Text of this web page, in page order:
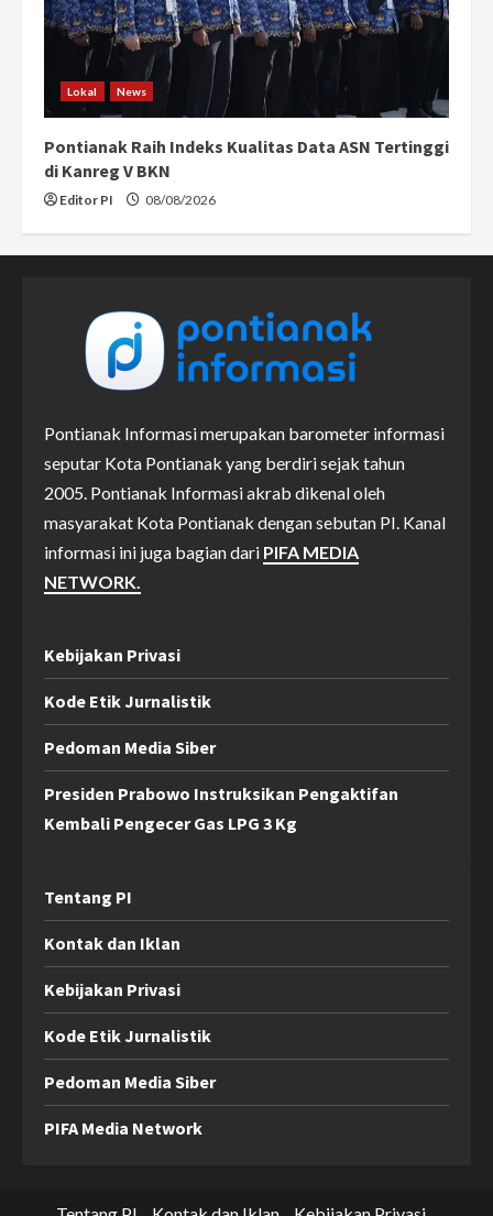
Lokal News
Pontianak Raih Indeks Kualitas Data ASN Tertinggi
di Kanreg V BKN
Editor PI 08/08/2026
Pontianak Informasi merupakan barometer informasi
seputar Kota Pontianak yang berdiri sejak tahun
2005. Pontianak Informasi akrab dikenal oleh
masyarakat Kota Pontianak dengan sebutan PI. Kanal
informasi ini juga bagian dari PIFA MEDIA
NETWORK.
Kebijakan Privasi
Kode Etik Jurnalistik
Pedoman Media Siber
Presiden Prabowo Instruksikan Pengaktifan
Kembali Pengecer Gas LPG 3 Kg
Tentang PI
Kontak dan Iklan
Kebijakan Privasi
Kode Etik Jurnalistik
Pedoman Media Siber
PIFA Media Network